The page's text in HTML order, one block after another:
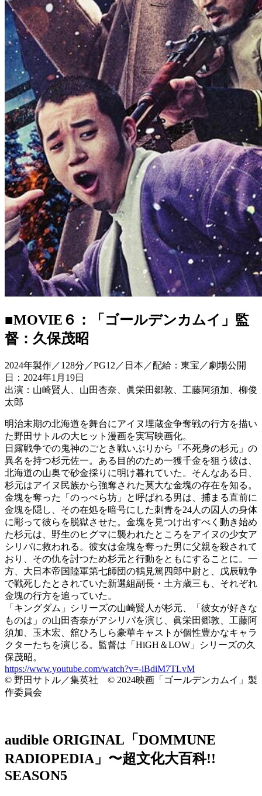
■MOVIE６：「ゴールデンカムイ」監
督：久保茂昭
2024年製作／128分／PG12／日本／配給：東宝／劇場公開
日：2024年1月19日
出演：山崎賢人、山田杏奈、眞栄田郷敦、工藤阿須加、柳俊
太郎
明治末期の北海道を舞台にアイヌ埋蔵金争奪戦の行方を描い
た野田サトルの大ヒット漫画を実写映画化。
日露戦争での鬼神のごとき戦いぶりから「不死身の杉元」の
異名を持つ杉元佐一。ある目的のため一獲千金を狙う彼は、
北海道の山奥で砂金採りに明け暮れていた。そんなある日、
杉元はアイヌ民族から強奪された莫大な金塊の存在を知る。
金塊を奪った「のっぺら坊」と呼ばれる男は、捕まる直前に
金塊を隠し、その在処を暗号にした刺青を24人の囚人の身体
に彫って彼らを脱獄させた。金塊を見つけ出すべく動き始め
た杉元は、野生のヒグマに襲われたところをアイヌの少女ア
シリパに救われる。彼女は金塊を奪った男に父親を殺されて
おり、その仇を討つため杉元と行動をともにすることに。一
方、大日本帝国陸軍第七師団の鶴見篤四郎中尉と、戊辰戦争
で戦死したとされていた新選組副長・土方歳三も、それぞれ
金塊の行方を追っていた。
「キングダム」シリーズの山崎賢人が杉元、「彼女が好きな
ものは」の山田杏奈がアシリパを演じ、眞栄田郷敦、工藤阿
須加、玉木宏、舘ひろしら豪華キャストが個性豊かなキャラ
クターたちを演じる。監督は「HiGH＆LOW」シリーズの久
保茂昭。
https://www.youtube.com/watch?v=-iBdiM7TLvM
© 野田サトル／集英社 © 2024映画「ゴールデンカムイ」製
作委員会
audible ORIGINAL「DOMMUNE
RADIOPEDIA」〜超文化大百科!!
SEASON5